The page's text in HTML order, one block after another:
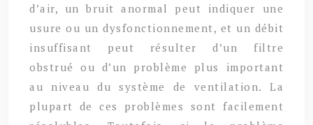
d’air, un bruit anormal peut indiquer une
usure ou un dysfonctionnement, et un débit
insuffisant peut résulter d’un filtre
obstrué ou d’un problème plus important
au niveau du système de ventilation. La
plupart de ces problèmes sont facilement